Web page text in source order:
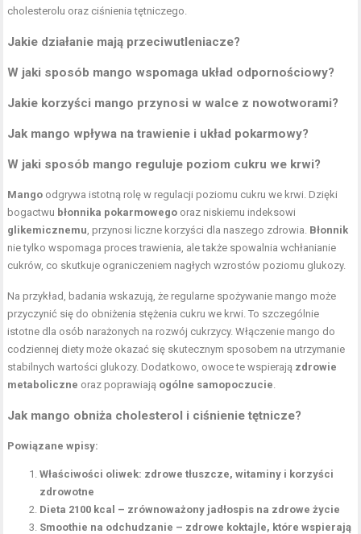
cholesterolu oraz ciśnienia tętniczego.
Jakie działanie mają przeciwutleniacze?
W jaki sposób mango wspomaga układ odpornościowy?
Jakie korzyści mango przynosi w walce z nowotworami?
Jak mango wpływa na trawienie i układ pokarmowy?
W jaki sposób mango reguluje poziom cukru we krwi?
Mango odgrywa istotną rolę w regulacji poziomu cukru we krwi. Dzięki
bogactwu błonnika pokarmowego oraz niskiemu indeksowi
glikemicznemu , przynosi liczne korzyści dla naszego zdrowia. Błonnik
nie tylko wspomaga proces trawienia, ale także spowalnia wchłanianie
cukrów, co skutkuje ograniczeniem nagłych wzrostów poziomu glukozy.
Na przykład, badania wskazują, że regularne spożywanie mango może
przyczynić się do obniżenia stężenia cukru we krwi. To szczególnie
istotne dla osób narażonych na rozwój cukrzycy. Włączenie mango do
codziennej diety może okazać się skutecznym sposobem na utrzymanie
stabilnych wartości glukozy. Dodatkowo, owoce te wspierają zdrowie
metaboliczne oraz poprawiają ogólne samopoczucie
Jak mango obniża cholesterol i ciśnienie tętnicze?
Powiązane wpisy:
Właściwości oliwek: zdrowe tłuszcze, witaminy i korzyści
zdrowotne
Dieta 2100 kcal – zrównoważony jadłospis na zdrowe życie
Smoothie na odchudzanie – zdrowe koktajle, które wspierają